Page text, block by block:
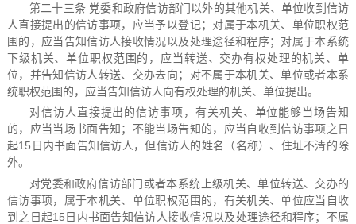
第二十三条 党委和政府信访部门以外的其他机关、单位收到信访
人直接提出的信访事项，应当予以登记；对属于本机关、单位职权范
围的，应当告知信访人接收情况以及处理途径和程序；对属于本系统
下级机关、单位职权范围的，应当转送、交办有权处理的机关、单
位，并告知信访人转送、交办去向；对不属于本机关、单位或者本系
统职权范围的，应当告知信访人向有权处理的机关、单位提出。
对信访人直接提出的信访事项，有关机关、单位能够当场告知
的，应当当场书面告知；不能当场告知的，应当自收到信访事项之日
起15日内书面告知信访人，但信访人的姓名（名称）、住址不清的除
外。
对党委和政府信访部门或者本系统上级机关、单位转送、交办的
信访事项，属于本机关、单位职权范围的，有关机关、单位应当自收
到之日起15日内书面告知信访人接收情况以及处理途径和程序；不属